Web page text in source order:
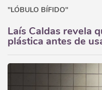
"LÓBULO BÍFIDO"
Laís Caldas revela
plástica antes de